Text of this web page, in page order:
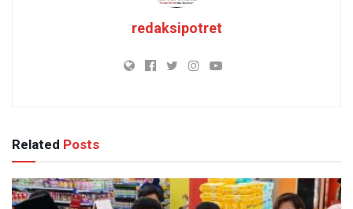
redaksipotret
Related Posts